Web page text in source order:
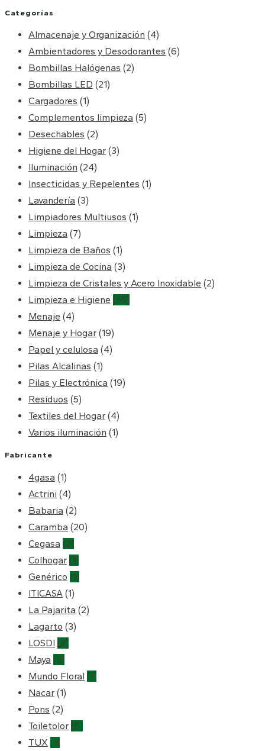
Categorías
Almacenaje y Organización (4)
Ambientadores y Desodorantes (6)
Bombillas Halógenas (2)
Bombillas LED (21)
Cargadores (1)
Complementos limpieza (5)
Desechables (2)
Higiene del Hogar (3)
Iluminación (24)
Insecticidas y Repelentes (1)
Lavandería (3)
Limpiadores Multiusos (1)
Limpieza (7)
Limpieza de Baños (1)
Limpieza de Cocina (3)
Limpieza de Cristales y Acero Inoxidable (2)
Limpieza e Higiene (55)
Menaje (4)
Menaje y Hogar (19)
Papel y celulosa (4)
Pilas Alcalinas (1)
Pilas y Electrónica (19)
Residuos (5)
Textiles del Hogar (4)
Varios iluminación (1)
Fabricante
4gasa (1)
Actrini (4)
Babaria (2)
Caramba (20)
Cegasa (2)
Colhogar (1)
Genérico (1)
ITICASA (1)
La Pajarita (2)
Lagarto (3)
LOSDI (2)
Maya (5)
Mundo Floral (1)
Nacar (1)
Pons (2)
Toiletolor (6)
TUX (1)